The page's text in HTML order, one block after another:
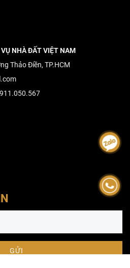
NHÀ ĐẤT VIỆT NAM
Thảo Điền, TP.HCM
GỬI